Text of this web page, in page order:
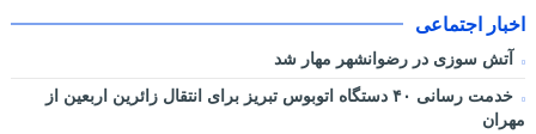
اخبار اجتماعی
آتش سوزی در رضوانشهر مهار شد
خدمت رسانی ۴۰ دستگاه اتوبوس تبریز برای انتقال زائرین اربعین از
مهران